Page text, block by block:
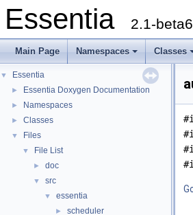
Essentia 2.1-
Main Page Namespaces Classes
▼ Essentia
► Essentia Doxygen Documentation
► Namespaces
► Classes
▼ Files
▼ File List
► doc
▼ src
▼ essentia
► scheduler